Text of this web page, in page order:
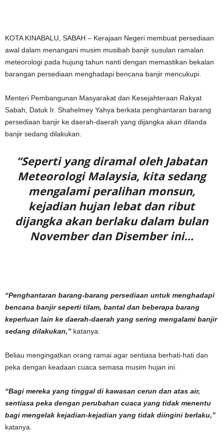
KOTA KINABALU, SABAH – Kerajaan Negeri membuat persediaan
awal dalam menangani musim musibah banjir susulan ramalan
meteorologi pada hujung tahun nanti dengan memastikan bekalan
barangan persediaan menghadapi bencana banjir mencukupi.
Menteri Pembangunan Masyarakat dan Kesejahteraan Rakyat
Sabah, Datuk Ir. Shahelmey Yahya berkata penghantaran barang
persediaan banjir ke daerah-daerah yang dijangka akan dilanda
banjir sedang dilakukan.
“Seperti yang diramal oleh Jabatan
Meteorologi Malaysia, kita sedang
mengalami peralihan monsun,
kejadian hujan lebat dan ribut
dijangka akan berlaku dalam bulan
November dan Disember ini…
“Penghantaran barang-barang persediaan untuk menghadapi
bencana banjir seperti tilam, bantal dan beberapa barang
keperluan lain ke daerah-daerah yang sering mengalami banjir
sedang dilakukan,” katanya.
Beliau mengingatkan orang ramai agar sentiasa berhati-hati dan
peka dengan keadaan cuaca semasa musim hujan ini.
“Bagi mereka yang tinggal di kawasan cerun dan atas air,
sentiasa peka dengan perubahan cuaca yang tidak menentu
bagi mengelak kejadian-kejadian yang tidak diingini berlaku,”
katanya.